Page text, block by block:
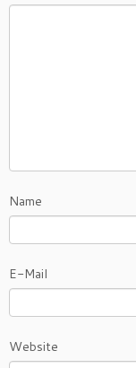
Name
E-Mail
Website